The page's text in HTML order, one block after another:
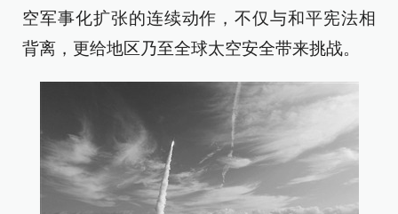
空军事化扩张的连续动作，不仅与和平宪法相
背离，更给地区乃至全球太空安全带来挑战。